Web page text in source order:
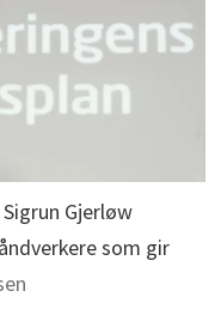
Gjerløw
som gir